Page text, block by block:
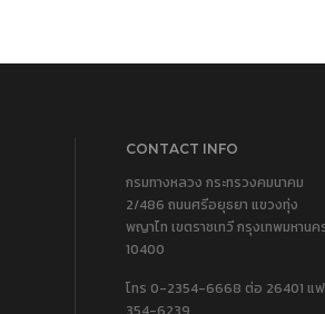
CONTACT INFO
กรมทางหลวง กระทรวงคมนาคม
2/486 ถนนศรีอยุธยา แขวงทุ่ง
พญาไท เขตราชเทวี กรุงเทพมหานค
10400
โทร 0-2354-6668 ต่อ 26401 แ